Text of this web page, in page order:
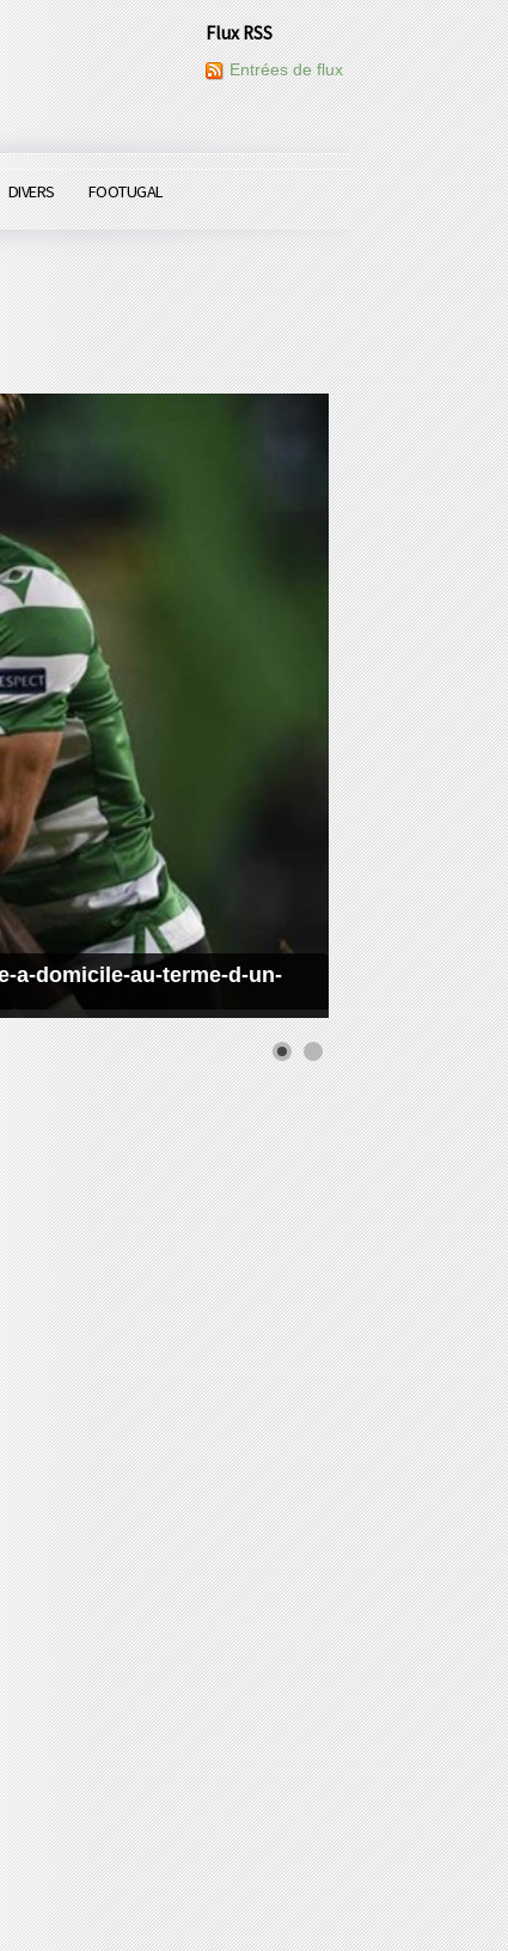
Flux RSS
Entrées de flux
DIVERS FOOTUGAL
a-domicile-au-terme-d-un-